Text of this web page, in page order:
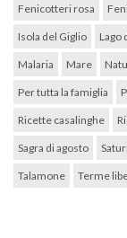
Fenicotteri rosa
Isola del Giglio Lago
Malaria Mare
Per tutta la famiglia
Ricette casalinghe
Sagra di agosto
Talamone Terme